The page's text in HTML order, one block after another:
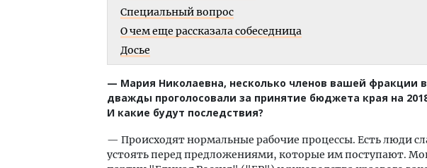
Специальный вопрос
О чем еще рассказала собеседница
Досье
— Мария Николаевна, несколько членов вашей фракции
дважды проголосовали за принятие бюджета края на
И какие будут последствия?
— Происходят нормальные рабочие процессы. Есть люди
устоять перед предложениями, которые им поступают.